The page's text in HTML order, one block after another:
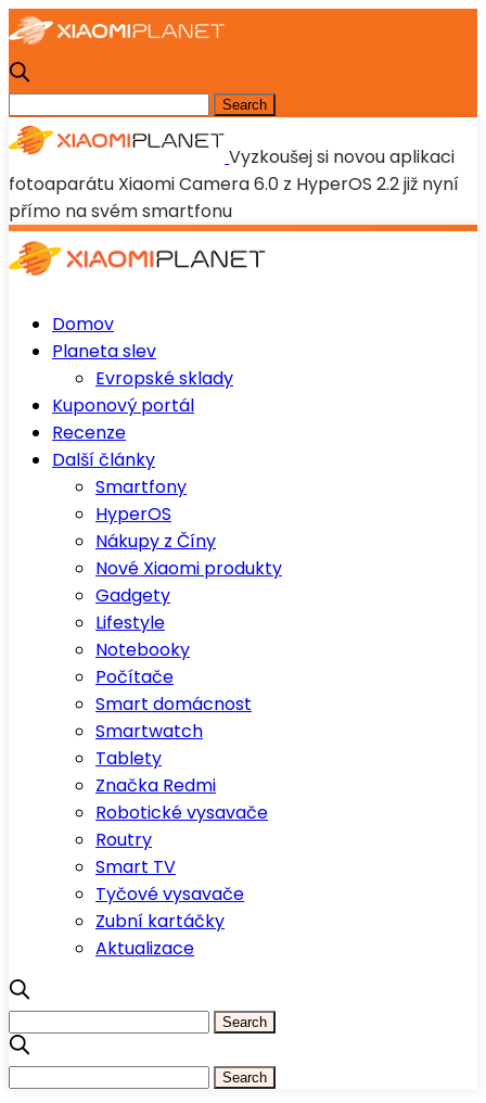
Vyzkoušej si novou aplikaci
fotoaparátu Xiaomi Camera 6.0 z HyperOS 2.2 již nyní
přímo na svém smartfonu
Domov
Planeta slev
Evropské sklady
Kuponový portál
Recenze
Další články
Smartfony
HyperOS
Nákupy z Číny
Nové Xiaomi produkty
Gadgety
Lifestyle
Notebooky
Počítače
Smart domácnost
Smartwatch
Tablety
Značka Redmi
Robotické vysavače
Routry
Smart TV
Tyčové vysavače
Zubní kartáčky
Aktualizace